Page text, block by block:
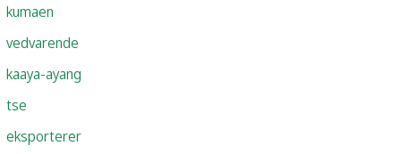
kumaen
vedvarende
kaaya-ayang
tse
eksporterer